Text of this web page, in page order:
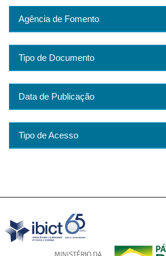
Agência de Fomento
Tipo de Documento
Data de Publicação
Tipo de Acesso